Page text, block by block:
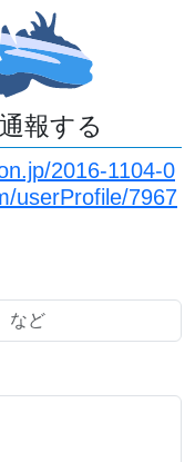
報する
2016-1104-0
userProfile/7967